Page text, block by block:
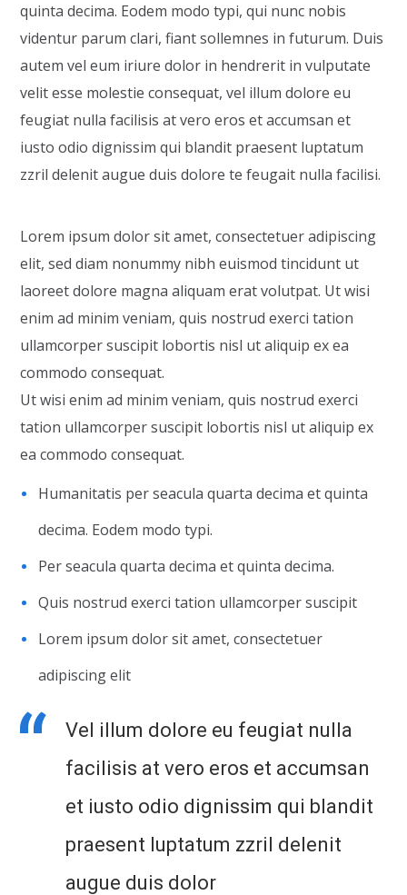
quinta decima. Eodem modo typi, qui nunc nobis
videntur parum clari, fiant sollemnes in futurum. Duis
autem vel eum iriure dolor in hendrerit in vulputate
velit esse molestie consequat, vel illum dolore eu
feugiat nulla facilisis at vero eros et accumsan et
iusto odio dignissim qui blandit praesent luptatum
zzril delenit augue duis dolore te feugait nulla facilisi.
Lorem ipsum dolor sit amet, consectetuer adipiscing
elit, sed diam nonummy nibh euismod tincidunt ut
laoreet dolore magna aliquam erat volutpat. Ut wisi
enim ad minim veniam, quis nostrud exerci tation
ullamcorper suscipit lobortis nisl ut aliquip ex ea
commodo consequat.
Ut wisi enim ad minim veniam, quis nostrud exerci
tation ullamcorper suscipit lobortis nisl ut aliquip ex
ea commodo consequat.
Humanitatis per seacula quarta decima et quinta
decima. Eodem modo typi.
Per seacula quarta decima et quinta decima.
Quis nostrud exerci tation ullamcorper suscipit
Lorem ipsum dolor sit amet, consectetuer
adipiscing elit
Vel illum dolore eu feugiat nulla
facilisis at vero eros et accumsan
et iusto odio dignissim qui blandit
praesent luptatum zzril delenit
augue duis dolor